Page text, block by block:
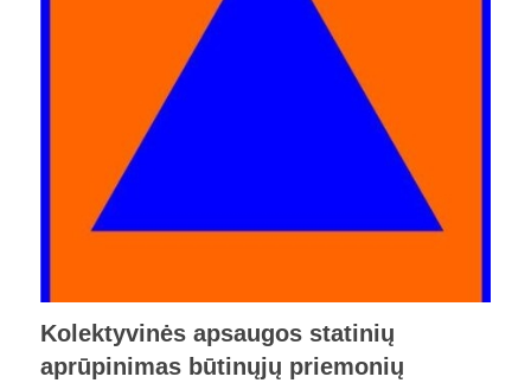
Kolektyvinės apsaugos statinių
aprūpinimas būtinųjų priemonių